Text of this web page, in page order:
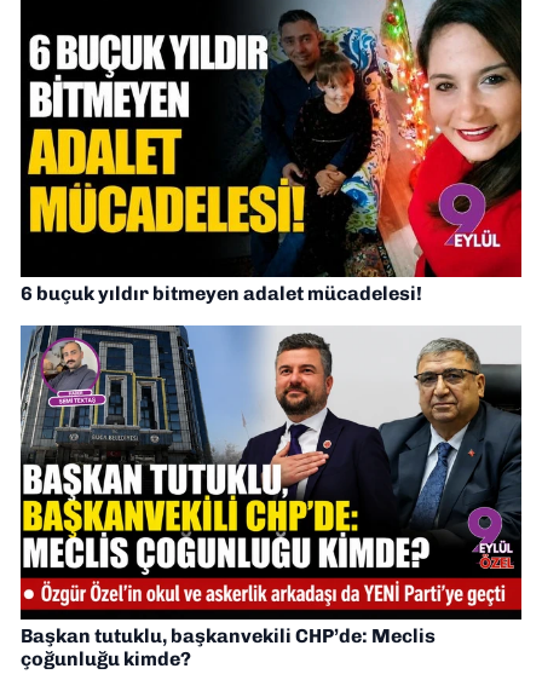
6 buçuk yıldır bitmeyen adalet mücadelesi!
Başkan tutuklu, başkanvekili CHP’de: Meclis
çoğunluğu kimde?